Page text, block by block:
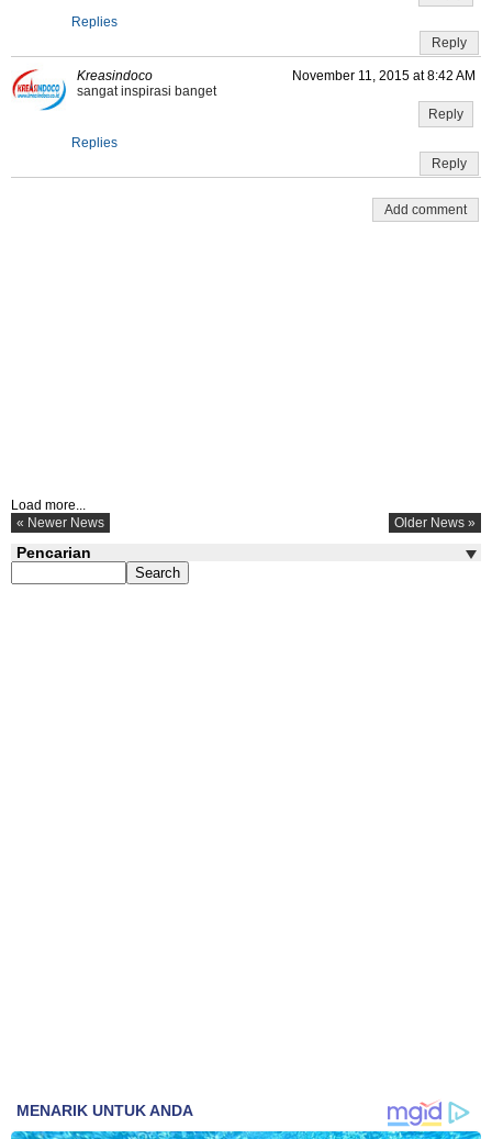
Replies
Reply
Kreasindoco
November 11, 2015 at 8:42 AM
sangat inspirasi banget
Reply
Replies
Reply
Add comment
Load more...
« Newer News
Older News »
Pencarian